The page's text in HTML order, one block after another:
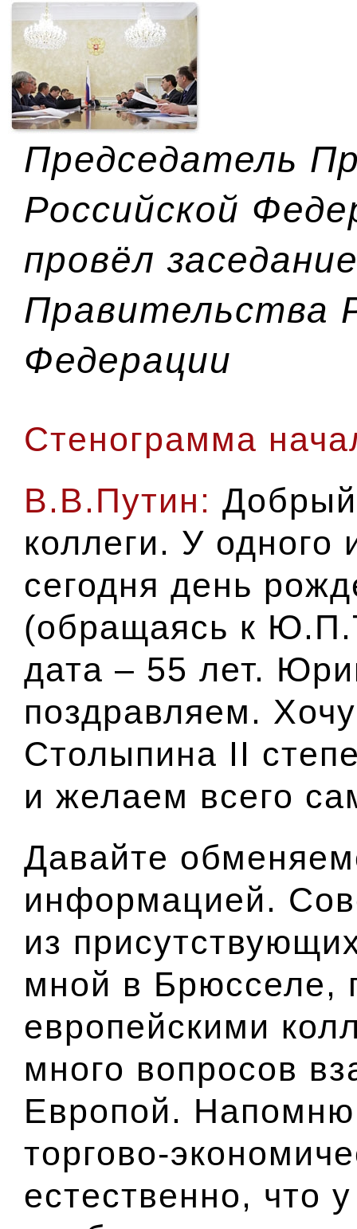
Председатель
Российской
провёл
Правительства
Федерации
Стенограмма
В.В.Путин:
коллеги. У одного
сегодня день
(обращаясь к
дата – 55 лет.
поздравляем.
Столыпина II
и желаем всего
Давайте
информацией.
из
мной в Брюсселе,
европейскими
много вопросов
Европой.
торгово-
естественно, что